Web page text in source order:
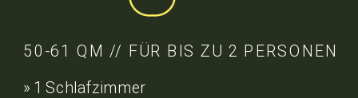
50-61 QM // FÜR BIS ZU 2 PERSONEN
» 1 Schlafzimmer